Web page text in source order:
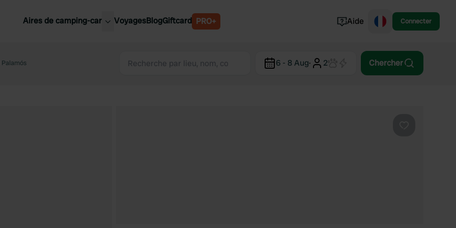
Aires de camping-car
Slovénie
VoyagesBlogGiftcard PRO+ Aide Connecter
6 - 8 Aug· 2 Chercher